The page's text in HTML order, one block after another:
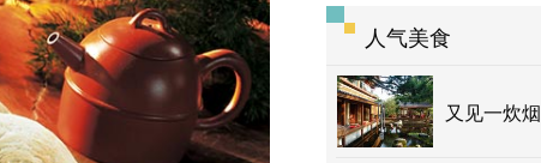
人气美食
又见一炊烟